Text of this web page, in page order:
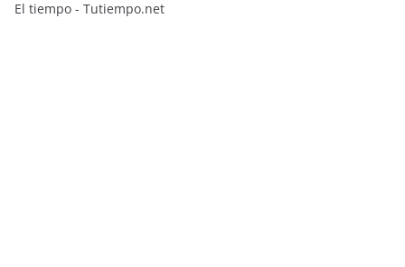
El tiempo - Tutiempo.net